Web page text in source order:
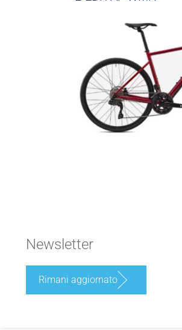
Newsletter
Rimani aggiornato